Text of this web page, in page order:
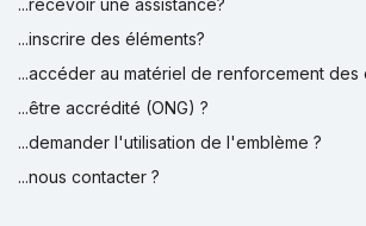
...recevoir une assistance?
...inscrire des éléments?
...accéder au matériel de renforcement des
...être accrédité (ONG) ?
...demander l'utilisation de l'emblème ?
...nous contacter ?